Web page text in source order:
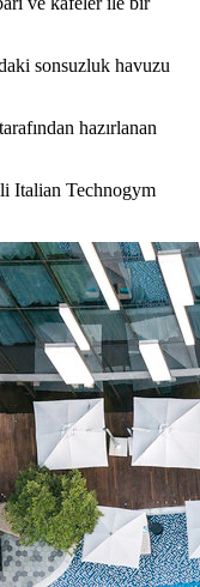
sonsuzluk havuzu
hazırlanan
Italian Technogym